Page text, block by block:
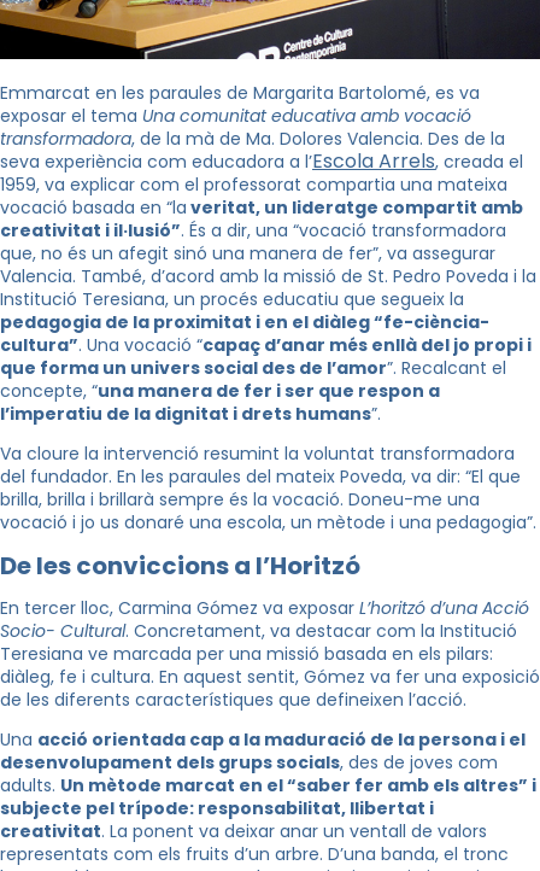
Emmarcat en les paraules de Margarita Bartolomé, es va
exposar el tema Una comunitat educativa amb vocació
transformadora, de la mà de Ma. Dolores Valencia. Des de la
seva experiència com educadora a l’Escola Arrels, creada el
1959, va explicar com el professorat compartia una mateixa
vocació basada en “la veritat, un lideratge compartit amb
creativitat i il·lusió”. És a dir, una “vocació transformadora
que, no és un afegit sinó una manera de fer”, va assegurar
Valencia. També, d’acord amb la missió de St. Pedro Poveda i la
Institució Teresiana, un procés educatiu que segueix la
pedagogia de la proximitat i en el diàleg “fe-ciència-
cultura”. Una vocació “capaç d’anar més enllà del jo propi i
que forma un univers social des de l’amor”. Recalcant el
concepte, “una manera de fer i ser que respon a
l’imperatiu de la dignitat i drets humans”.
Va cloure la intervenció resumint la voluntat transformadora
del fundador. En les paraules del mateix Poveda, va dir: “El que
brilla, brilla i brillarà sempre és la vocació. Doneu-me una
vocació i jo us donaré una escola, un mètode i una pedagogia”.
De les conviccions a l’Horitzó
En tercer lloc, Carmina Gómez va exposar L’horitzó d’una Acció
Socio- Cultural. Concretament, va destacar com la Institució
Teresiana ve marcada per una missió basada en els pilars:
diàleg, fe i cultura. En aquest sentit, Gómez va fer una exposició
de les diferents característiques que defineixen l’acció.
Una acció orientada cap a la maduració de la persona i el
desenvolupament dels grups socials, des de joves com
adults. Un mètode marcat en el “saber fer amb els altres” i
subjecte pel trípode: responsabilitat, llibertat i
creativitat. La ponent va deixar anar un ventall de valors
representats com els fruits d’un arbre. D’una banda, el tronc